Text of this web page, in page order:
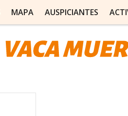
MAPA AUSPICIANTES